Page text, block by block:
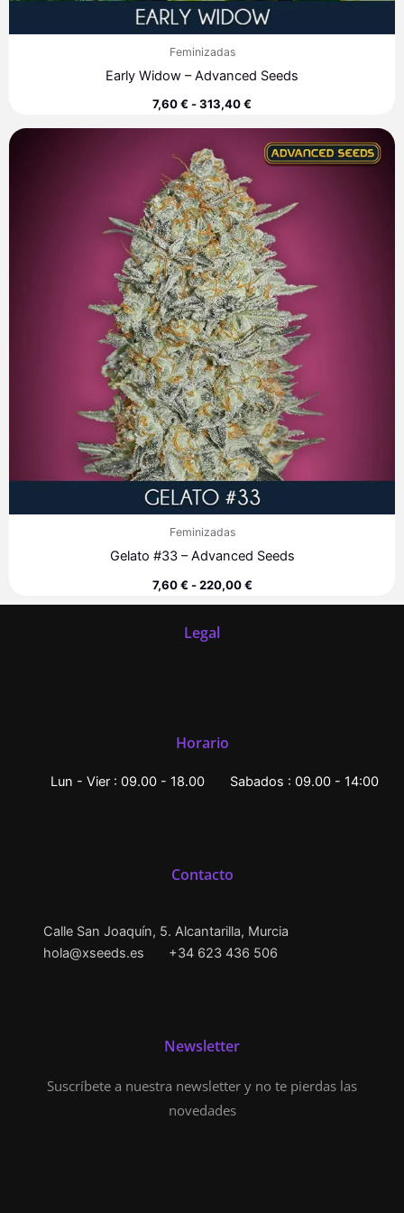
Feminizadas
Early Widow – Advanced Seeds
7,60€-313,40€
Feminizadas
Gelato #33 – Advanced Seeds
7,60€ - 220,00€
de
precios:
desde
7,60 €
hasta
220,00 €
Legal
Horario
Lun - Vier : 09.00 - 18.00 Sabados : 09.00 - 14:00
Contacto
Calle San Joaquín, 5. Alcantarilla, Murcia
hola@xseeds.es
+34 623 436 506
Newsletter
Suscríbete a nuestra newsletter y no te pierdas las
novedades